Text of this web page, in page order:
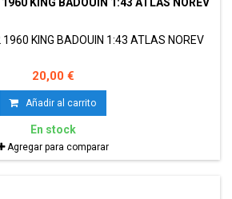
KING BADOUIN 1:43 ATLAS NOREV
20,00 €
Añadir al carrito
En stock
Agregar para comparar